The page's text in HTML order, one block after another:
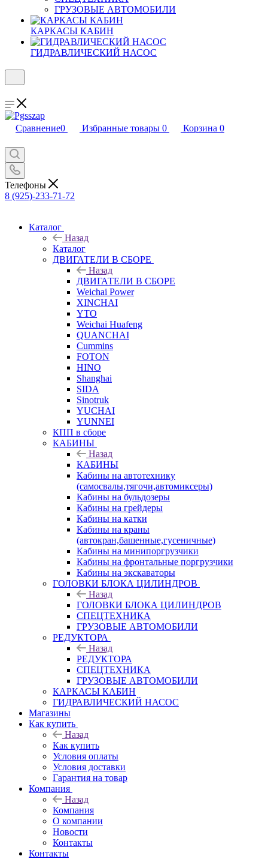
ГРУЗОВЫЕ АВТОМОБИЛИ
КАРКАСЫ КАБИН
ГИДРАВЛИЧЕСКИЙ НАСОС
Сравнение0 Избранные товары 0 Корзина 0
Телефоны
8 (925)-233-71-72
Каталог
Назад
Каталог
ДВИГАТЕЛИ В СБОРЕ
Назад
ДВИГАТЕЛИ В СБОРЕ
Weichai Power
XINCHAI
YTO
Weichai Huafeng
QUANCHAI
Cummins
FOTON
HINO
Shanghai
SIDA
Sinotruk
YUCHAI
YUNNEI
КПП в сборе
КАБИНЫ
Назад
КАБИНЫ
Кабины на автотехнику
(самосвалы,тягочи,автомиксеры)
Кабины на бульдозеры
Кабины на грейдеры
Кабины на катки
Кабины на краны
(автокран,башенные,гусеничные)
Кабины на минипоргрузчики
Кабины на фронтальные поргрузчики
Кабины на экскаваторы
ГОЛОВКИ БЛОКА ЦИЛИНДРОВ
Назад
ГОЛОВКИ БЛОКА ЦИЛИНДРОВ
СПЕЦТЕХНИКА
ГРУЗОВЫЕ АВТОМОБИЛИ
РЕДУКТОРА
Назад
РЕДУКТОРА
СПЕЦТЕХНИКА
ГРУЗОВЫЕ АВТОМОБИЛИ
КАРКАСЫ КАБИН
ГИДРАВЛИЧЕСКИЙ НАСОС
Магазины
Как купить
Назад
Как купить
Условия оплаты
Условия доставки
Гарантия на товар
Компания
Назад
Компания
О компании
Новости
Контакты
Контакты